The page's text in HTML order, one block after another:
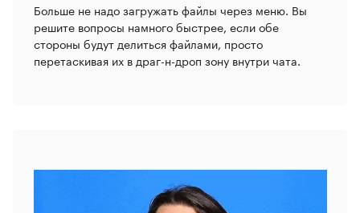
Больше не надо загружать файлы через меню. Вы
решите вопросы намного быстрее, если обе
стороны будут делиться файлами, просто
перетаскивая их в драг-н-дроп зону внутри чата.